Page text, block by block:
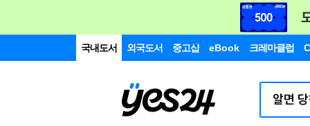
국내도서 외국도서 중고샵 eBook 크레마클럽